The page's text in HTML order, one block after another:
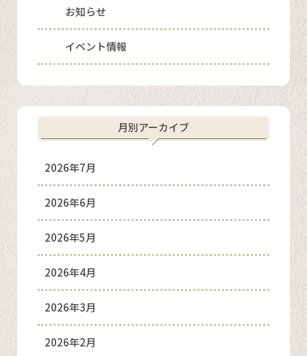
お知らせ
イベント情報
月別アーカイブ
2026年7月
2026年6月
2026年5月
2026年4月
2026年3月
2026年2月